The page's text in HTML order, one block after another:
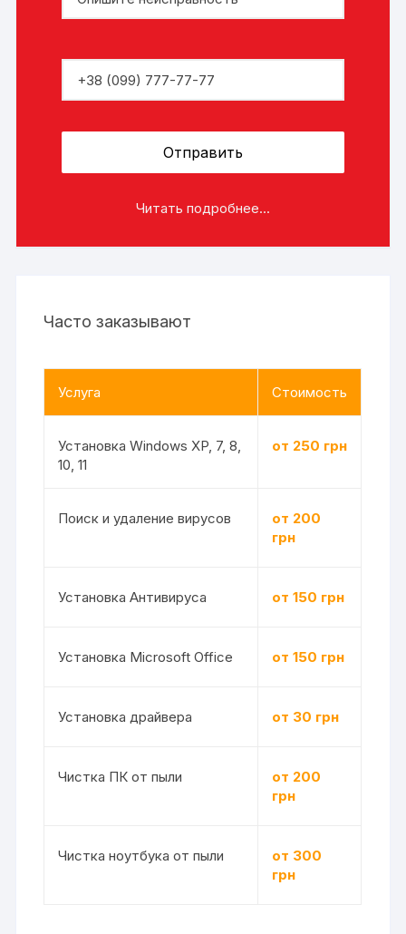
Читать подробнее...
Часто заказывают
Услуга Стоимость
Установка Windows XP, 7, 8,
10, 11
от 250 грн
Поиск и удаление вирусов
от 200
грн
Установка Антивируса от 150 грн
Установка Microsoft Office от 150 грн
Установка драйвера от 30 грн
Чистка ПК от пыли
от 200
грн
Чистка ноутбука от пыли
от 300
грн